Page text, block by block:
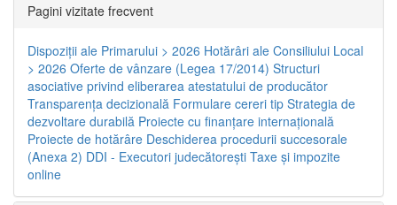
Pagini vizitate frecvent
Dispoziţii ale Primarului > 2026 Hotărâri ale Consiliului Local
> 2026 Oferte de vânzare (Legea 17/2014) Structuri
asociative privind eliberarea atestatului de producător
Transparenţa decizională Formulare cereri tip Strategia de
dezvoltare durabilă Proiecte cu finanţare internaţională
Proiecte de hotărâre Deschiderea procedurii succesorale
(Anexa 2) DDI - Executori judecătorești Taxe şi impozite
online